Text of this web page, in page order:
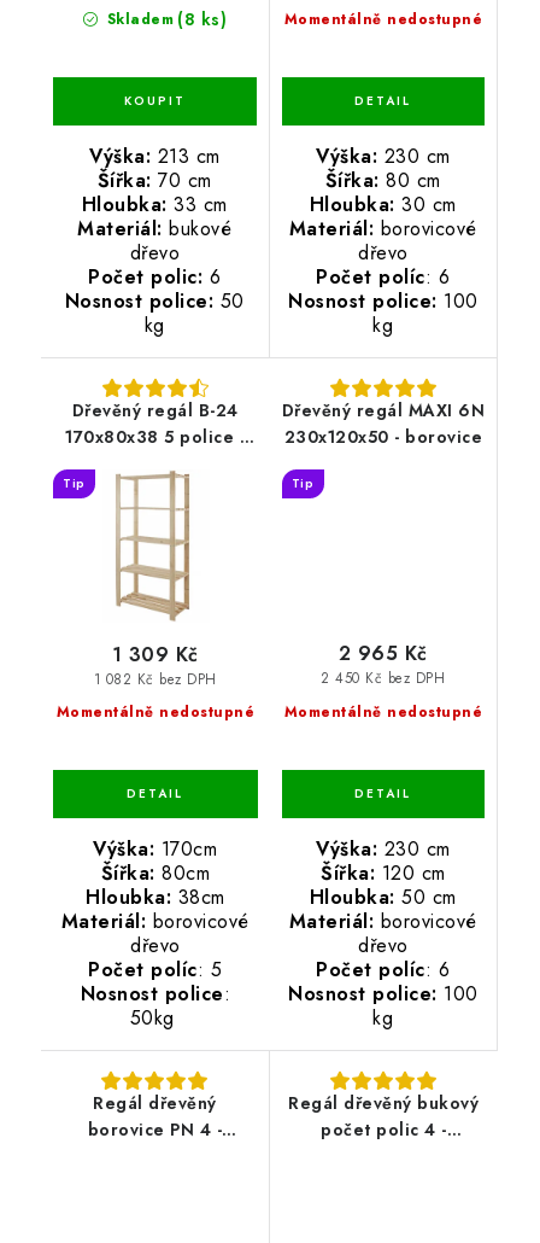
Skladem (8 ks)
Výška: 213 cm
Šířka:70 cm
Hloubka: 33 cm
Materiál: bukové
dřevo
Počet polic: 6
Nosnost police: 50
kg
Momentálně nedostupné
Výška: 230 cm
Šířka: 80 cm
Hloubka: 30 cm
Materiál: borovicové
dřevo
Počet políc: 6
Nosnost police: 100
kg
Dřevěný regál B-24
170x80x38 5 police -
Tip
Momentálně nedostupné
1 082 Kč bez DPH
1 309 Kč
Výška: 170cm
Šířka: 80cm
Hloubka: 38cm
Materiál: borovicové
dřevo
Počet políc: 5
Nosnost police:
50kg
Dřevěný regál MAXI 6N
230x120x50 - borovice
Tip
Momentálně nedostupné
2 450 Kč bez DPH
2 965 Kč
Výška: 230 cm
Šířka: 120 cm
Hloubka: 50 cm
Materiál: borovicové
dřevo
Počet políc: 6
Nosnost police: 100
kg
Regál dřevěný
borovice PN 4 -
Regál dřevěný bukový
počet polic 4 -